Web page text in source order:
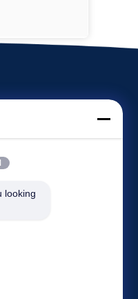
Penawaran
looking